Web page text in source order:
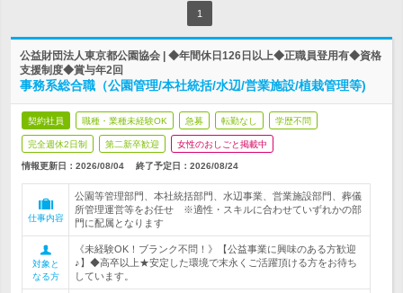
1
公益財団法人東京都公園協会 | ◆年間休日126日以上◆正職員登用有◆資格
支援制度◆賞与年2回
事務系総合職（公園管理/本社統括/水辺/営業施設/植栽管理等)
契約社員 職種・業種未経験OK 急募 転勤なし 学歴不問
完全週休2日制 第二新卒歓迎 女性のおしごと掲載中
情報更新日：2026/08/04 終了予定日： 2026/08/24
仕事内容
公園等管理部門、本社統括部門、水辺事業、営業施設部門、葬儀
所管理運営等をお任せ ※適性・スキルに合わせていずれかの部
門に配属となります
対象と
なる方
《未経験OK！ブランク不問！》【公益事業に興味のある方歓迎
♪】◆高卒以上★安定した環境で末永くご活躍頂ける方をお待ち
しています。